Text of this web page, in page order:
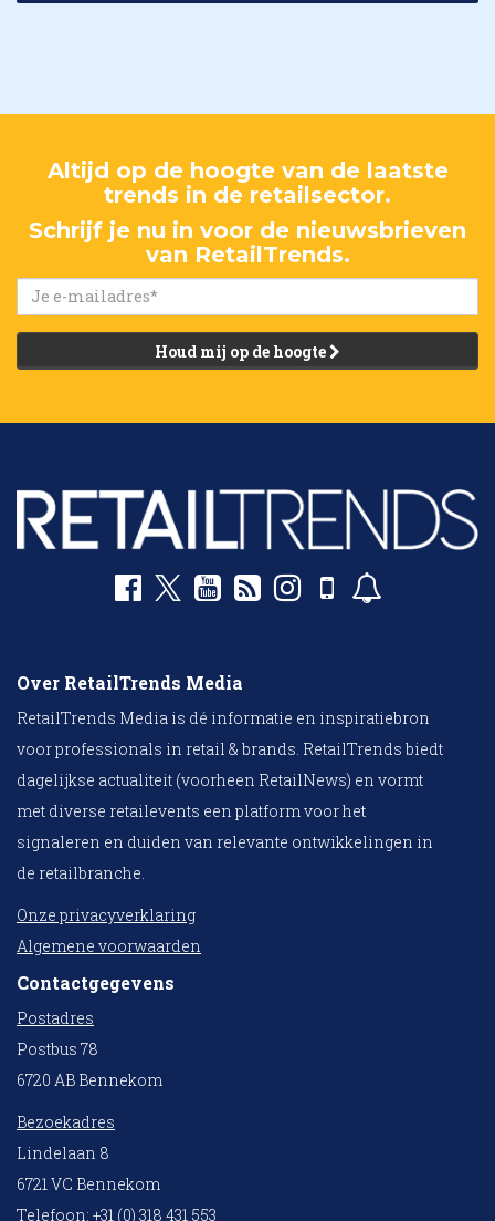
Altijd op de hoogte van de laatste
trends in de retailsector.
Schrijf je nu in voor de nieuwsbrieven
van RetailTrends.
Houd mij op de hoogte
Over RetailTrends Media
RetailTrends Media is dé informatie en inspiratiebron
voor professionals in retail & brands. RetailTrends biedt
dagelijkse actualiteit (voorheen RetailNews) en vormt
met diverse retailevents een platform voor het
signaleren en duiden van relevante ontwikkelingen in
de retailbranche.
Onze privacyverklaring
Algemene voorwaarden
Contactgegevens
Postadres
Postbus 78
6720 AB Bennekom
Bezoekadres
Lindelaan 8
6721 VC Bennekom
Telefoon: +31 (0) 318 431 553